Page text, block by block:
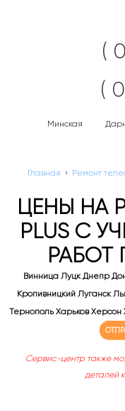
(
(
Минская
Главная › Ремонт
ЦЕНЫ НА
PLUS С
РАБОТ
Винница Луцк Днепр
Кропивницкий Луганск
Тернополь Харьков
Сервис-центр также
деталей